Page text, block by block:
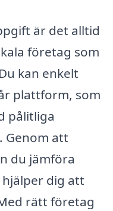
är det alltid
företag som
kan enkelt
plattform, som
pålitliga
Genom att
du jämföra
dig att
rätt företag